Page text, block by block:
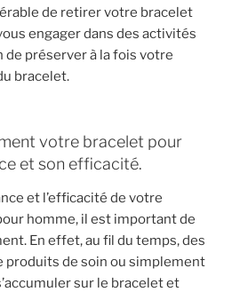
de retirer votre bracelet
engager dans des activités
préserver à la fois votre
bracelet.
votre bracelet pour
et son efficacité.
et l’efficacité de votre
homme, il est important de
En effet, au fil du temps, des
produits de soin ou simplement
sur le bracelet et